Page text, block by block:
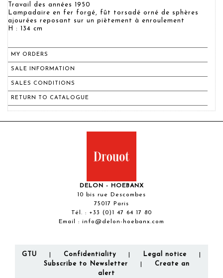
Travail des années 1950
Lampadaire en fer forgé, fût torsadé orné de sphères
ajourées reposant sur un piètement à enroulement
H : 134 cm
MY ORDERS
SALE INFORMATION
SALES CONDITIONS
RETURN TO CATALOGUE
DELON - HOEBANX
10 bis rue Descombes
75017 Paris
Tél. : +33 (0)1 47 64 17 80
Email : info@delon-hoebanx.com
GTU Confidentiality Legal notice
Subscribe to Newsletter
Create an
alert